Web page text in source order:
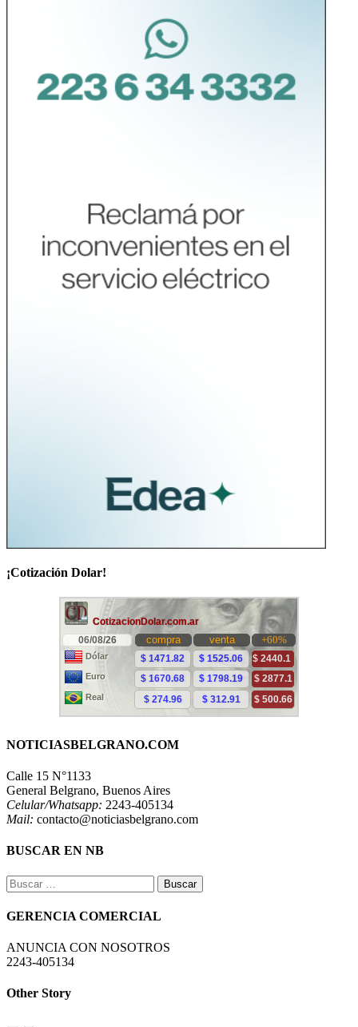
¡Cotización Dolar!
NOTICIASBELGRANO.COM
Calle 15 N°1133
General Belgrano, Buenos Aires
Celular/Whatsapp: 2243-405134
Mail: contacto@noticiasbelgrano.com
BUSCAR EN NB
Buscar:
GERENCIA COMERCIAL
ANUNCIA CON NOSOTROS
2243-405134
Other Story